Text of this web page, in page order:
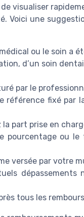
visualiser
Voici une
ou le soin a
d’un soin
par le
référence fixé par
la part prise en
pourcentage ou
versée par votre
dépassements
tous les